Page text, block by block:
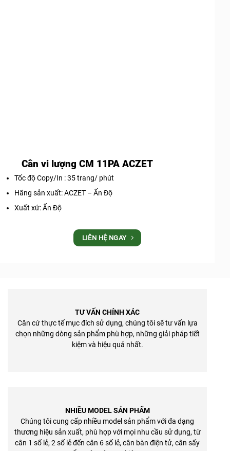
Cân vi lượng CM 11PA ACZET
Tốc độ Copy/In : 35 trang/ phút
Hãng sản xuất: ACZET – Ấn Độ
Xuất xứ: Ấn Độ
LIÊN HỆ NGAY
TƯ VẤN CHÍNH XÁC
Căn cứ thực tế mục đích sử dụng, chúng tôi sẽ tư vấn lựa
chọn những dòng sản phẩm phù hợp, những giải pháp tiết
kiệm và hiệu quả nhất.
NHIỀU MODEL SẢN PHẨM
Chúng tôi cung cấp nhiều model sản phẩm với đa dạng
thương hiệu sản xuất, phù hợp với mọi nhu cầu sử dụng, từ
cân 1 số lẻ, 2 số lẻ đến cân 6 số lẻ, cân bàn điện tử, cân sấy